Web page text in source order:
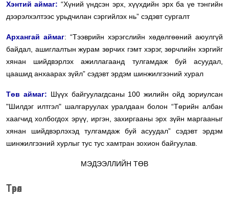
Хэнтий аймаг: “Хүний үндсэн эрх, хүүхдийн эрх ба үе тэнгийн
дээрэлхэлтээс урьдчилан сэргийлэх нь” сэдэвт сургалт
Архангай аймаг: “Тээврийн хэрэгслийн хөдөлгөөний аюулгүй
байдал, ашиглалтын журам зөрчих гэмт хэрэг, зөрчлийн хэргийг
хянан шийдвэрлэх ажиллагаанд тулгамдаж буй асуудал,
цаашид анхаарах зүйл” сэдэвт эрдэм шинжилгээний хурал
Төв аймаг: Шүүх байгуулагдсаны 100 жилийн ойд зориулсан
"Шилдэг илтгэл" шалгаруулах уралдаан болон “Төрийн албан
хаагчид холбогдох эрүү, иргэн, захиргааны эрх зүйн маргааныг
хянан шийдвэрлэхэд тулгамдаж буй асуудал” сэдэвт эрдэм
шинжилгээний хурлыг тус тус хамтран зохион байгуулав.
МЭДЭЭЛЛИЙН ТӨВ
Төрөл